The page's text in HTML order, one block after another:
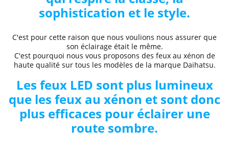
sophistication et le style.
C'est pour cette raison que nous voulions nous assurer que
son éclairage était le même.
C'est pourquoi nous vous proposons des feux au xénon de
haute qualitésur tous les modèles de la marque Daihatsu.
Les feux LED sont plus lumineux
que les feux au xénon et sont donc
plus efficaces pour éclairer une
route sombre.